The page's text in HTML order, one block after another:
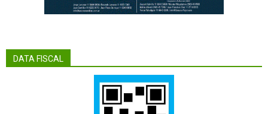
DATA FISCAL